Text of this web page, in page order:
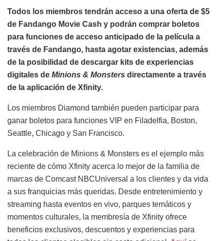
Todos los miembros tendrán acceso a una oferta de $5
de Fandango Movie Cash y podrán comprar boletos
para funciones de acceso anticipado de la película a
través de Fandango, hasta agotar existencias, además
de la posibilidad de descargar kits de experiencias
digitales de Minions & Monsters directamente a través
de la aplicación de Xfinity.
Los miembros Diamond también pueden participar para
ganar boletos para funciones VIP en Filadelfia, Boston,
Seattle, Chicago y San Francisco.
La celebración de Minions & Monsters es el ejemplo más
reciente de cómo Xfinity acerca lo mejor de la familia de
marcas de Comcast NBCUniversal a los clientes y da vida
a sus franquicias más queridas. Desde entretenimiento y
streaming hasta eventos en vivo, parques temáticos y
momentos culturales, la membresía de Xfinity ofrece
beneficios exclusivos, descuentos y experiencias para